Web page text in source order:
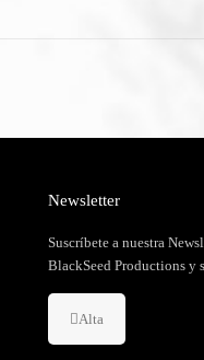
Newsletter
Suscríbete a nuestra
BlackSeed Productions y
Alta